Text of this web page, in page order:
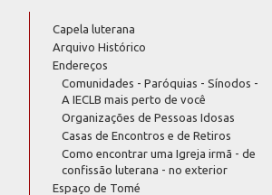
Capela luterana
Arquivo Histórico
Endereços
Comunidades - Paróquias - Sínodos -
A IECLB mais perto de você
Organizações de Pessoas Idosas
Casas de Encontros e de Retiros
Como encontrar uma Igreja irmã - de
confissão luterana - no exterior
Espaço de Tomé